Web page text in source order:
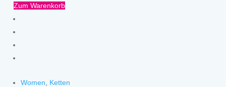
Zum Warenkorb
Women Ketten